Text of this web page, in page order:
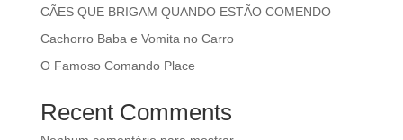
CÃES QUE BRIGAM QUANDO ESTÃO COMENDO
Cachorro Baba e Vomita no Carro
O Famoso Comando Place
Recent Comments